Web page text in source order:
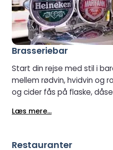
Brasseriebar
Start din rejse med stil i
mellem rødvin, hvidvin og
og cider fås på flaske,
Nyd en afslappet drink,
Læs mere...
Restauranter